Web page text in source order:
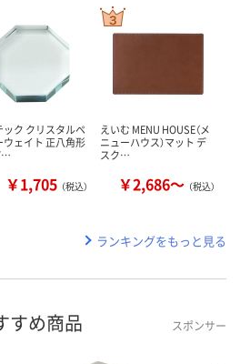
ック クリスタルペ
ウェイト 正八角形
￥1,705 （税込）
えいむ MENU HOUSE（メ
ニューハウス）マット デ
スク…
￥2,686～ （税込）
ランキングをもっと見る
すめ商品 スポンサー